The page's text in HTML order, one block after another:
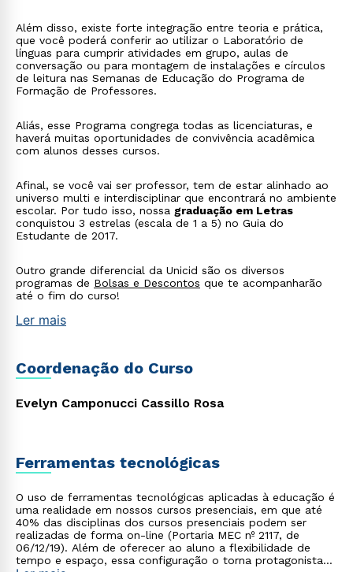
Além disso, existe forte integração entre teoria e prática,
que você poderá conferir ao utilizar o Laboratório de
línguas para cumprir atividades em grupo, aulas de
conversação ou para montagem de instalações e círculos
de leitura nas Semanas de Educação do Programa de
Formação de Professores.
Aliás, esse Programa congrega todas as licenciaturas, e
haverá muitas oportunidades de convivência acadêmica
com alunos desses cursos.
Afinal, se você vai ser professor, tem de estar alinhado ao
universo multi e interdisciplinar que encontrará no ambiente
escolar. Por tudo isso, nossa graduação em Letras
conquistou 3 estrelas (escala de 1 a 5) no Guia do
Estudante de 2017.
Outro grande diferencial da Unicid são os diversos
programas de Bolsas e Descontos que te acompanharão
até o fim do curso!
Ler mais
Coordenação do Curso
Evelyn Camponucci Cassillo Rosa
Ferramentas tecnológicas
O uso de ferramentas tecnológicas aplicadas à educação é
uma realidade em nossos cursos presenciais, em que até
40% das disciplinas dos cursos presenciais podem ser
realizadas de forma on-line (Portaria MEC nº 2117, de
06/12/19). Além de oferecer ao aluno a flexibilidade de
tempo e espaço, essa configuração o torna protagonista
Rápido e fácil